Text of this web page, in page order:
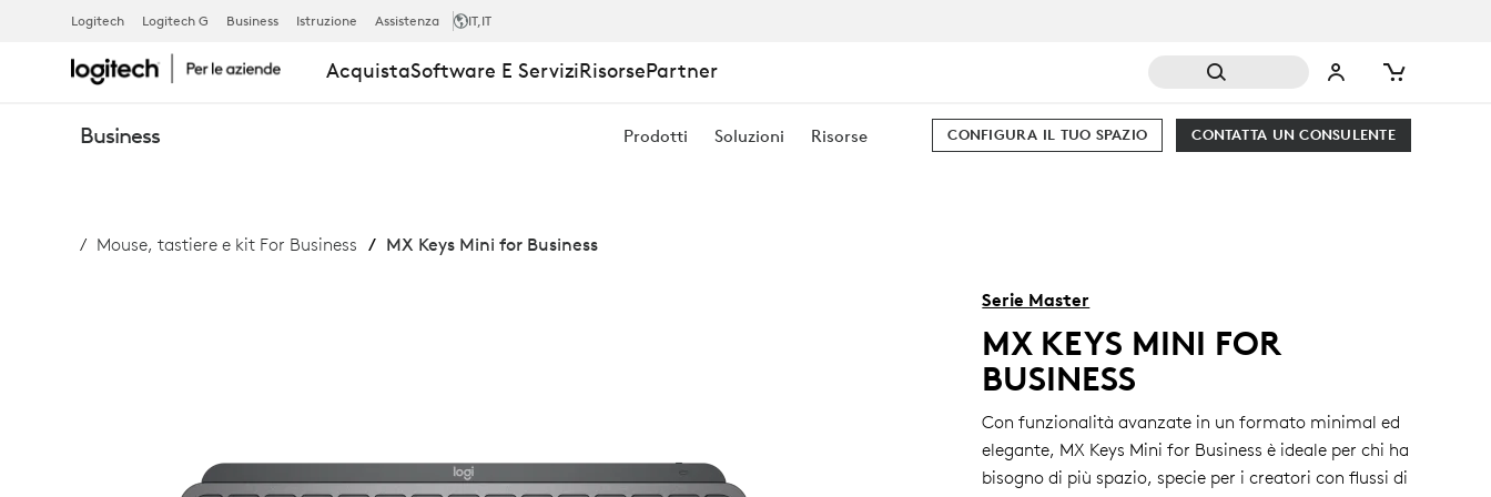
TASTIERA
MX
KEYS
Logitech Logitech G Business Istruzione Assistenza IT,IT
AcquistaSoftware E ServiziRisorsePartner
Business Prodotti Soluzioni Risorse CONTATTA UN CONSULENTE
CONFIGURA IL TUO SPAZIO
Mouse, tastiere e kit For Business MX Keys Mini for Business
Serie Master
MX KEYS MINI FOR
BUSINESS
Con funzionalità avanzate in un formato minimal ed
elegante, MX Keys Mini for Business è ideale per chi ha
bisogno di più spazio, specie per i creatori con flussi di